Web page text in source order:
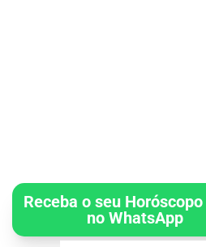
Receba o seu
no WhatsApp